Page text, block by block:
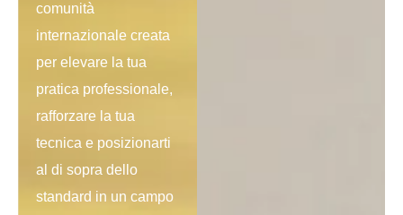
comunità
internazionale creata
per elevare la tua
pratica professionale,
rafforzare la tua
tecnica e posizionarti
al di sopra dello
standard in un campo